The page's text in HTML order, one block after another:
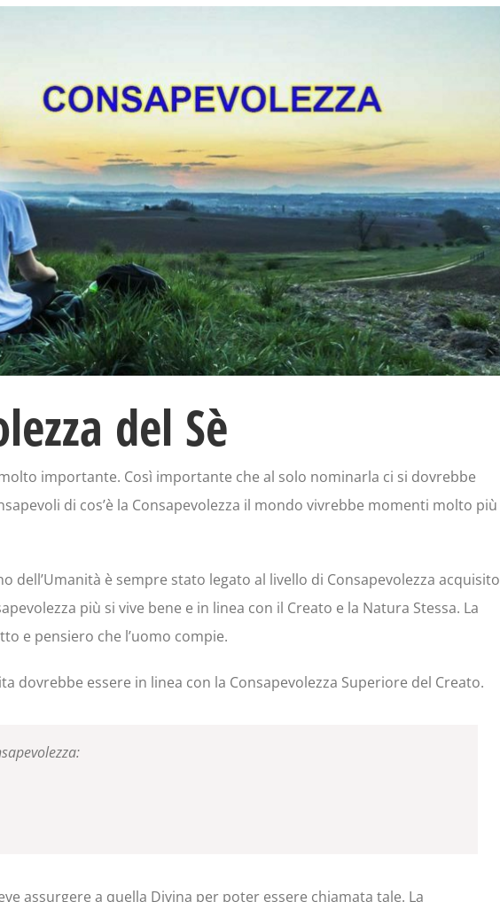
del Sè
importante. Così importante che al solo nominarla ci si dovrebbe
di cos’è la Consapevolezza il mondo vivrebbe momenti molto più
dell’Umanità è sempre stato legato al livello di Consapevolezza acquisito
più si vive bene e in linea con il Creato e la Natura Stessa. La
e pensiero che l’uomo compie.
dovrebbe essere in linea con la Consapevolezza Superiore del Creato.
assurgere a quella Divina per poter essere chiamata tale. La